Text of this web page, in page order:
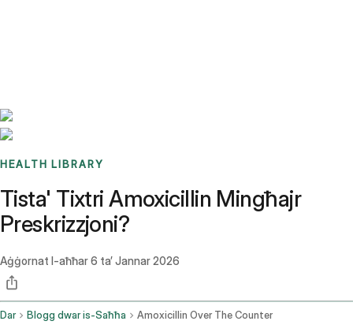
HEALTH LIBRARY
Tista' Tixtri Amoxicillin Mingħajr
Preskrizzjoni?
Aġġornat l-aħħar6 ta’ Jannar 2026
Dar Blogg dwar is-Saħħa Amoxicillin Over The Counter